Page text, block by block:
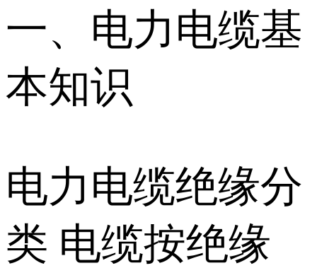
一、电力电缆基
本知识
电力电缆绝缘分
类 电缆按绝缘